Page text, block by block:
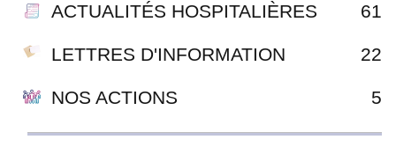
ACTUALITÉS HOSPITALIÈRES 61
LETTRES D'INFORMATION 22
NOS ACTIONS 5